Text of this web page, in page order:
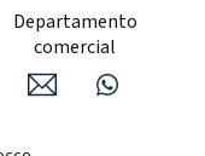
Departamento
comercial